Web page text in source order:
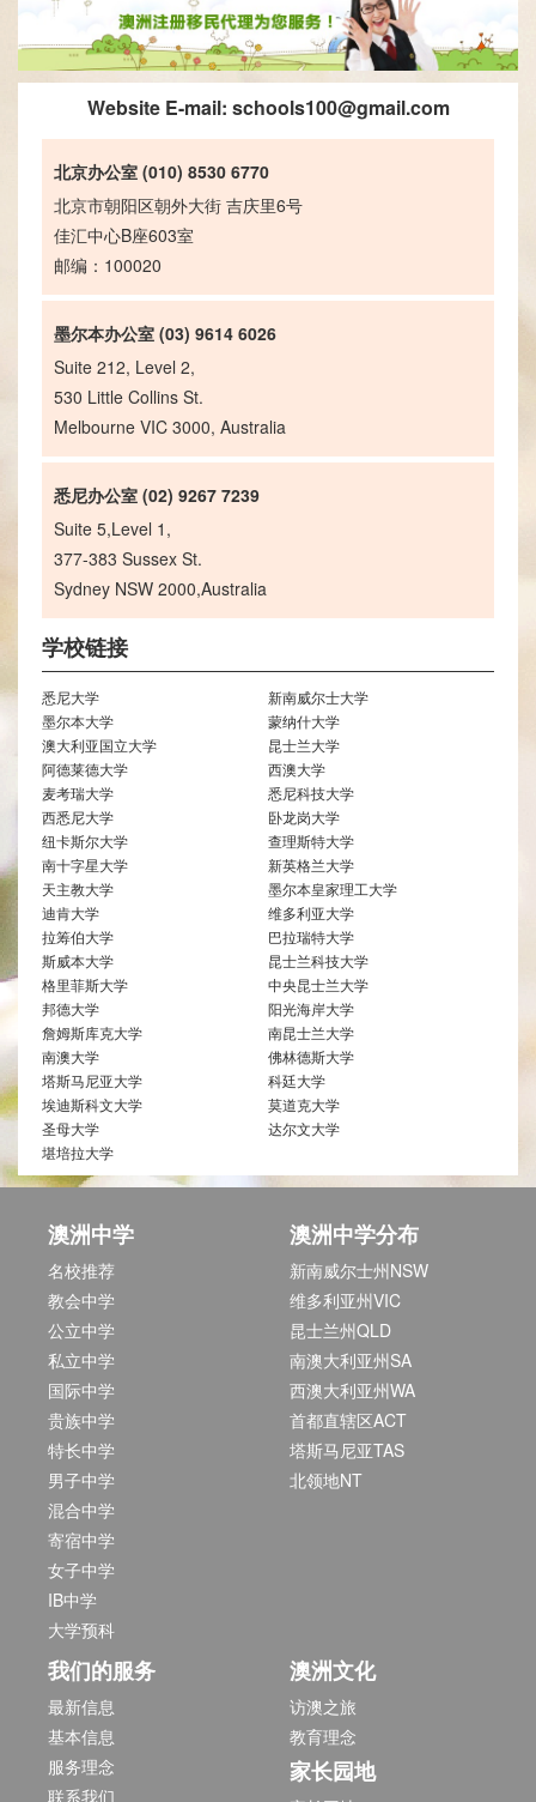
Website E-mail: schools100@gmail.com
北京办公室 (010) 8530 6770
北京市朝阳区朝外大街 吉庆里6号
佳汇中心B座603室
邮编：100020
墨尔本办公室 (03) 9614 6026
Suite 212, Level 2,
530 Little Collins St.
Melbourne VIC 3000, Australia
悉尼办公室 (02) 9267 7239
Suite 5,Level 1,
377-383 Sussex St.
Sydney NSW 2000,Australia
学校链接
悉尼大学
新南威尔士大学
墨尔本大学
蒙纳什大学
澳大利亚国立大学
昆士兰大学
阿德莱德大学
西澳大学
麦考瑞大学
悉尼科技大学
西悉尼大学
卧龙岗大学
纽卡斯尔大学
查理斯特大学
南十字星大学
新英格兰大学
天主教大学
墨尔本皇家理工大学
迪肯大学
维多利亚大学
拉筹伯大学
巴拉瑞特大学
斯威本大学
昆士兰科技大学
格里菲斯大学
中央昆士兰大学
邦德大学
阳光海岸大学
詹姆斯库克大学
南昆士兰大学
南澳大学
佛林德斯大学
塔斯马尼亚大学
科廷大学
埃迪斯科文大学
莫道克大学
圣母大学
达尔文大学
堪培拉大学
澳洲中学
名校推荐
教会中学
公立中学
私立中学
国际中学
贵族中学
特长中学
男子中学
混合中学
寄宿中学
女子中学
IB中学
大学预科
澳洲中学分布
新南威尔士州NSW
维多利亚州VIC
昆士兰州QLD
南澳大利亚州SA
西澳大利亚州WA
首都直辖区ACT
塔斯马尼亚TAS
北领地NT
我们的服务
最新信息
基本信息
服务理念
联系我们
澳洲文化
访澳之旅
教育理念
家长园地